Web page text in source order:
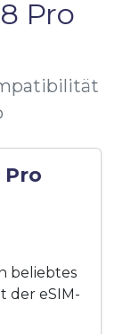
Pro
Pro
beliebtes
der eSIM-